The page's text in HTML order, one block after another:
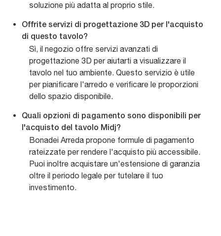
soluzione più adatta al proprio stile.
Offrite servizi di progettazione 3D per l'acquisto
di questo tavolo?
Sì, il negozio offre servizi avanzati di
progettazione 3D per aiutarti a visualizzare il
tavolo nel tuo ambiente. Questo servizio è utile
per pianificare l'arredo e verificare le proporzioni
dello spazio disponibile.
Quali opzioni di pagamento sono disponibili per
l'acquisto del tavolo Midj?
Bonadei Arreda propone formule di pagamento
rateizzate per rendere l'acquisto più accessibile.
Puoi inoltre acquistare un'estensione di garanzia
oltre il periodo legale per tutelare il tuo
investimento.